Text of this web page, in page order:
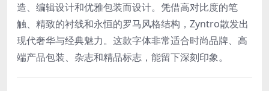
造、编辑设计和优雅包装而设计。凭借高对比度的笔
触、精致的衬线和永恒的罗马风格结构，Zyntro散发出
现代奢华与经典魅力。这款字体非常适合时尚品牌、高
端产品包装、杂志和精品标志，能留下深刻印象。